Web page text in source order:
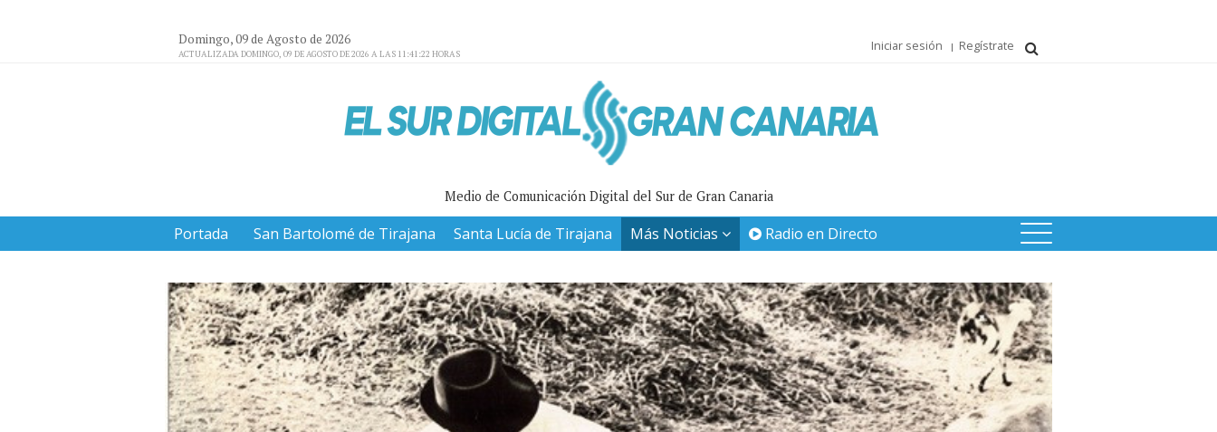
Domingo, 09 de Agosto de 2026
ACTUALIZADA DOMINGO, 09 DE AGOSTO DE 2026 A LAS 11:41:22 HORAS
Iniciar sesión Regístrate
Medio de Comunicación Digital del Sur de Gran Canaria
Portada San Bartolomé de Tirajana Santa Lucía de Tirajana Más Noticias Radio en Directo